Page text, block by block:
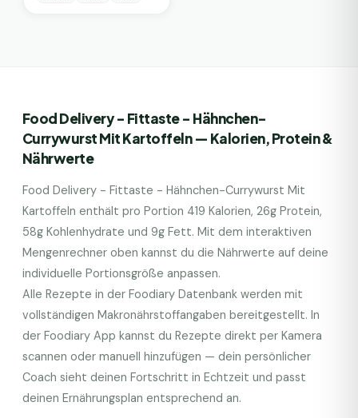
Food Delivery - Fittaste - Hähnchen-
Currywurst Mit Kartoffeln— Kalorien, Protein &
Nährwerte
Food Delivery - Fittaste - Hähnchen-Currywurst Mit
Kartoffeln enthält pro Portion 419 Kalorien, 26g Protein,
58g Kohlenhydrate und 9g Fett. Mit dem interaktiven
Mengenrechner oben kannst du die Nährwerte auf deine
individuelle Portionsgröße anpassen.
Alle Rezepte in der Foodiary Datenbank werden mit
vollständigen Makronährstoffangaben bereitgestellt. In
der Foodiary App kannst du Rezepte direkt per Kamera
scannen oder manuell hinzufügen — dein persönlicher
Coach sieht deinen Fortschritt in Echtzeit und passt
deinen Ernährungsplan entsprechend an.